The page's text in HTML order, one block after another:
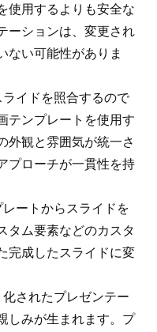
使用するよりも安全な
ーションは、変更され
ない可能性がありま
イドを照合するので
テンプレートを使用す
外観と雰囲気が統一さ
プローチが一貫性を持
ートからスライドを
タム要素などのカスタ
完成したスライドに変
されたプレゼンテー
しみが生まれます。プ